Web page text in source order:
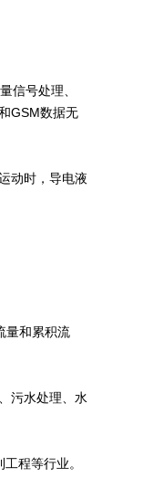
信号处理、
GSM数据无
动时，导电液
量和累积流
污水处理、水
程等行业。